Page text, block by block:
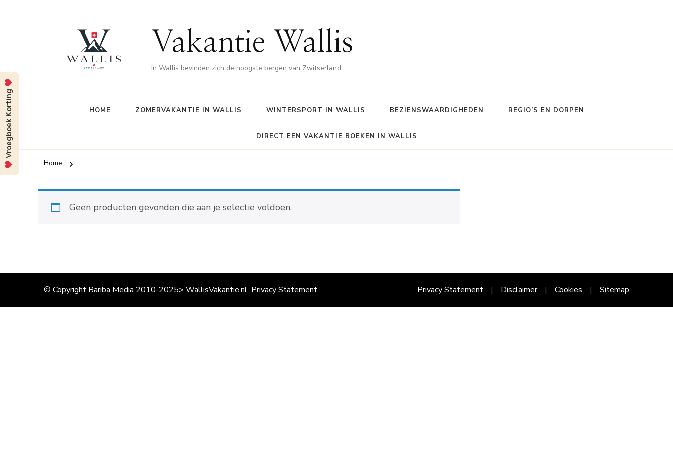
Vakantie Wallis
In Wallis bevinden zich de hoogste bergen van Zwitserland
HOME ZOMERVAKANTIE IN WALLIS WINTERSPORT IN WALLIS BEZIENSWAARDIGHEDEN REGIO’S EN DORPEN
DIRECT EEN VAKANTIE BOEKEN IN WALLIS
Home
Geen producten gevonden die aan je selectie voldoen.
© Copyright Bariba Media 2010-2025> WallisVakantie.nl Privacy Statement Privacy Statement Disclaimer Cookies Sitemap
Vroegboek Korting